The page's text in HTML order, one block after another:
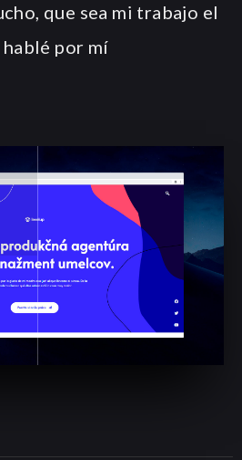
que sea mi trabajo el
hablé por mí